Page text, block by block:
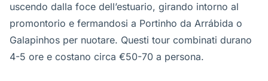
uscendo dalla foce dell’estuario, girando intorno al
promontorio e fermandosi a Portinho da Arrábida o
Galapinhos per nuotare. Questi tour combinati durano
4-5 ore e costano circa €50-70 a persona.